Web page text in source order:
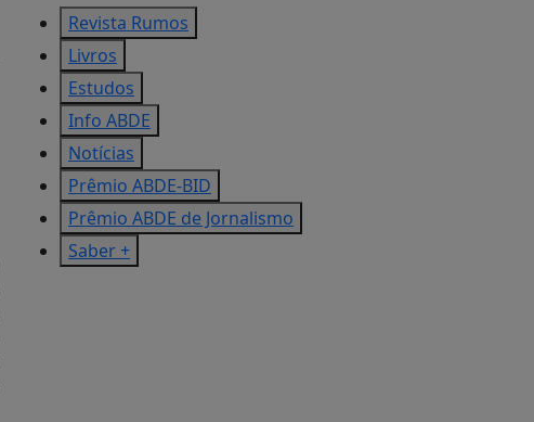
Revista Rumos
Livros
Estudos
Info ABDE
Notícias
Prêmio ABDE-BID
Prêmio ABDE de Jornalismo
Saber +